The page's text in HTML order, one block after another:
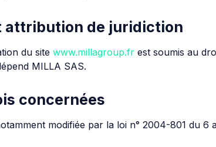
attribution de juridiction
du site www.millagroup.fr est soumis au
MILLA SAS.
concernées
modifiée par la loi n° 2004-801 du